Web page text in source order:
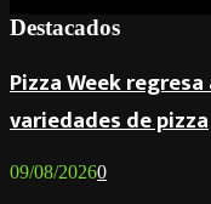
Destacados
Pizza Week
variedades de pizza
09/08/20260